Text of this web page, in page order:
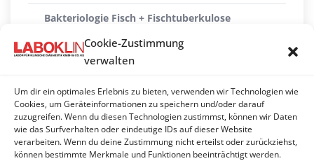
Cookie-Zustimmung
verwalten
Um dir ein optimales Erlebnis zu bieten, verwenden wir Technologien wie
Cookies, um Geräteinformationen zu speichern und/oder darauf
zuzugreifen. Wenn du diesen Technologien zustimmst, können wir Daten
wie das Surfverhalten oder eindeutige IDs auf dieser Website
verarbeiten. Wenn du deine Zustimmung nicht erteilst oder zurückziehst,
können bestimmte Merkmale und Funktionen beeinträchtigt werden.
Bakteriologie Fisch + Fischtuberkulose
Bakteriologie, Mykologie, Ektoparasiten
Mykologie (Haut)
Treponema paraluiscuniculi - PCR
Trichogramm/Pennogramm